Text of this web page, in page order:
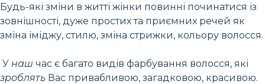
Будь-які зміни в житті жінки повинні починатися із
зовнішності, дуже простих та приємних речей як
зміна іміджу, стилю, зміна стрижки, кольору волосся.
У наш час є багато видів фарбування волосся, які
зроблять Вас привабливою, загадковою, красивою.